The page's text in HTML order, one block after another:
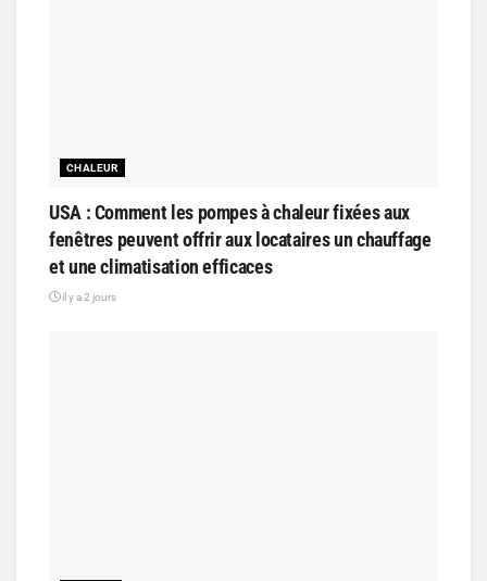
CHALEUR
USA : Comment les pompes à chaleur fixées aux
fenêtres peuvent offrir aux locataires un chauffage
et une climatisation efficaces
il y a 2 jours